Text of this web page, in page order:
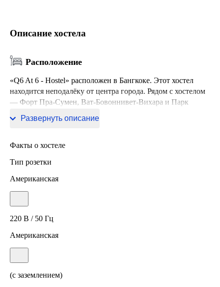
Описание хостела
Расположение
«Q6 At 6 - Hostel» расположен в Бангкоке. Этот хостел
находится неподалёку от центра города. Рядом с хостелом
— Форт Пра-Сумен, Ват-Бовоннивет-Вихара и Парк
Развернуть описание
Факты о хостеле
Тип розетки
Американская
220 В / 50 Гц
Американская
(с заземлением)